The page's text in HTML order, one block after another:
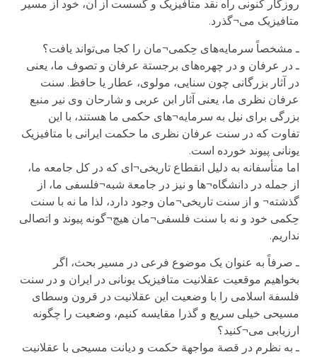
روزگار کنونی راه نقد متافیزیک و گسست از آن، خود از مسیر
متافیزیک می¬گذرد.
ـ مشخصاً سرمایه‌های حِکمی¬مان را کجا می‌تواند یافت؟
ـ در عرفان و در چهره‌های برجستة عرفان و تصوف ما، یعنی
در آثار بزرگانی چون سنایی، مولوی، عطار یا حافظ. سنت
عرفان نظری ما، یعنی آثار ابن عربی و شارحان وی نیر منبع
بزرگی برای نیل به سرمایه¬های حکمی ما هستند، با این
تفاوت که در سنت عرفان نظری ما حکمت ایرانی با متافیزیک
یونانی پیوند خورده است.
اما متأسفانه به دلیل انقطاع تاریخی¬ای که در کل جامعه ما،
از جمله در دانشگاه¬ها و نیز در جامعة شبه¬فلسفی ما، از
گذشته¬ و از سنت تاریخی¬مان وجود دارد، لذا ما نه با سنت
حِکمی خود و نه با سنت فلسفی¬مان هیچ¬گونه پیوند و اتصالی
نداریم.
ـ صرفاً به عنوان یک موضوع فرعی در مسیر بحث، اگر
بخواهیم موقعیت عقلانیت متافیزیک یونانی در ایران و در سنت
فلسفة اسلامی را با وضعیت این عقلانیت در قرون وسطای
مسیحی خیلی سریع و گذرا مقایسه کنیم، وضعیت را چگونه
ارزیابی می¬کنید؟
ـ به نظرم در قصة مواجهة حکمت و دیانت مسیحی با عقلانیت